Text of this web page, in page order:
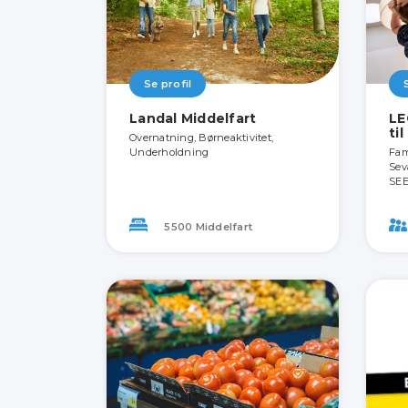
Se profil
Landal Middelfart
Overnatning, Børneaktivitet,
Underholdning
5500 Middelfart
til